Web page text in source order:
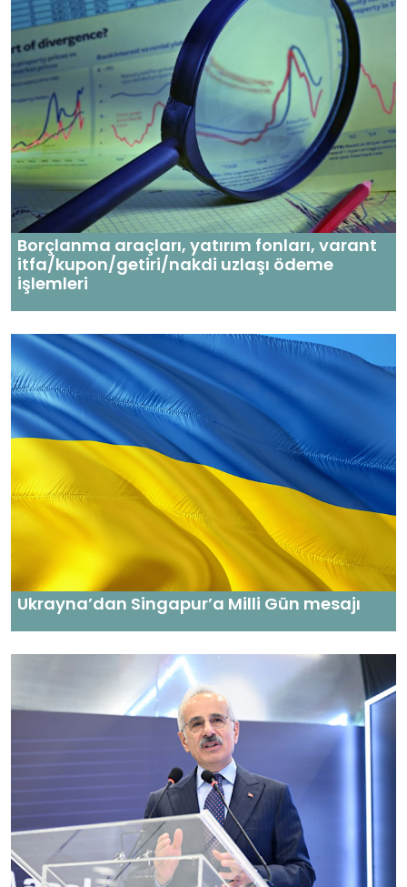
Borçlanma araçları, yatırım fonları, varant
itfa/kupon/getiri/nakdi uzlaşı ödeme
işlemleri
Ukrayna’dan Singapur’a Milli Gün mesajı